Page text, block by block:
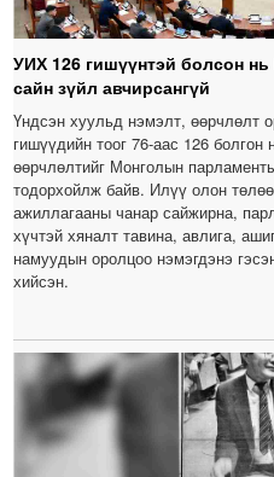
УИХ 126 гишүүнтэй болсон
сайн зүйл авчирсангүй
Үндсэн хуульд нэмэлт, өөрчлөлт
гишүүдийн тоог 76-аас 126
өөрчлөлтийг Монголын
тодорхойлж байв. Илүү олон
ажиллагааны чанар сайжирна,
хүчтэй хяналт тавина, авлига,
намуудын оролцоо нэмэгдэнэ
хийсэн.